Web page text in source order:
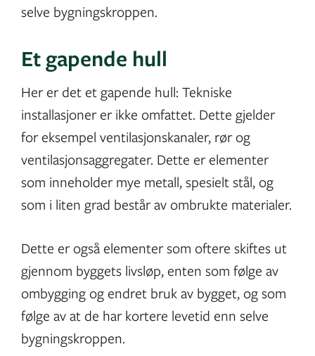
selve bygningskroppen.
Et gapende hull
Her er det et gapende hull: Tekniske
installasjoner er ikke omfattet. Dette gjelder
for eksempel ventilasjonskanaler, rør og
ventilasjonsaggregater. Dette er elementer
som inneholder mye metall, spesielt stål, og
som i liten grad består av ombrukte materialer.
Dette er også elementer som oftere skiftes ut
gjennom byggets livsløp, enten som følge av
ombygging og endret bruk av bygget, og som
følge av at de har kortere levetid enn selve
bygningskroppen.